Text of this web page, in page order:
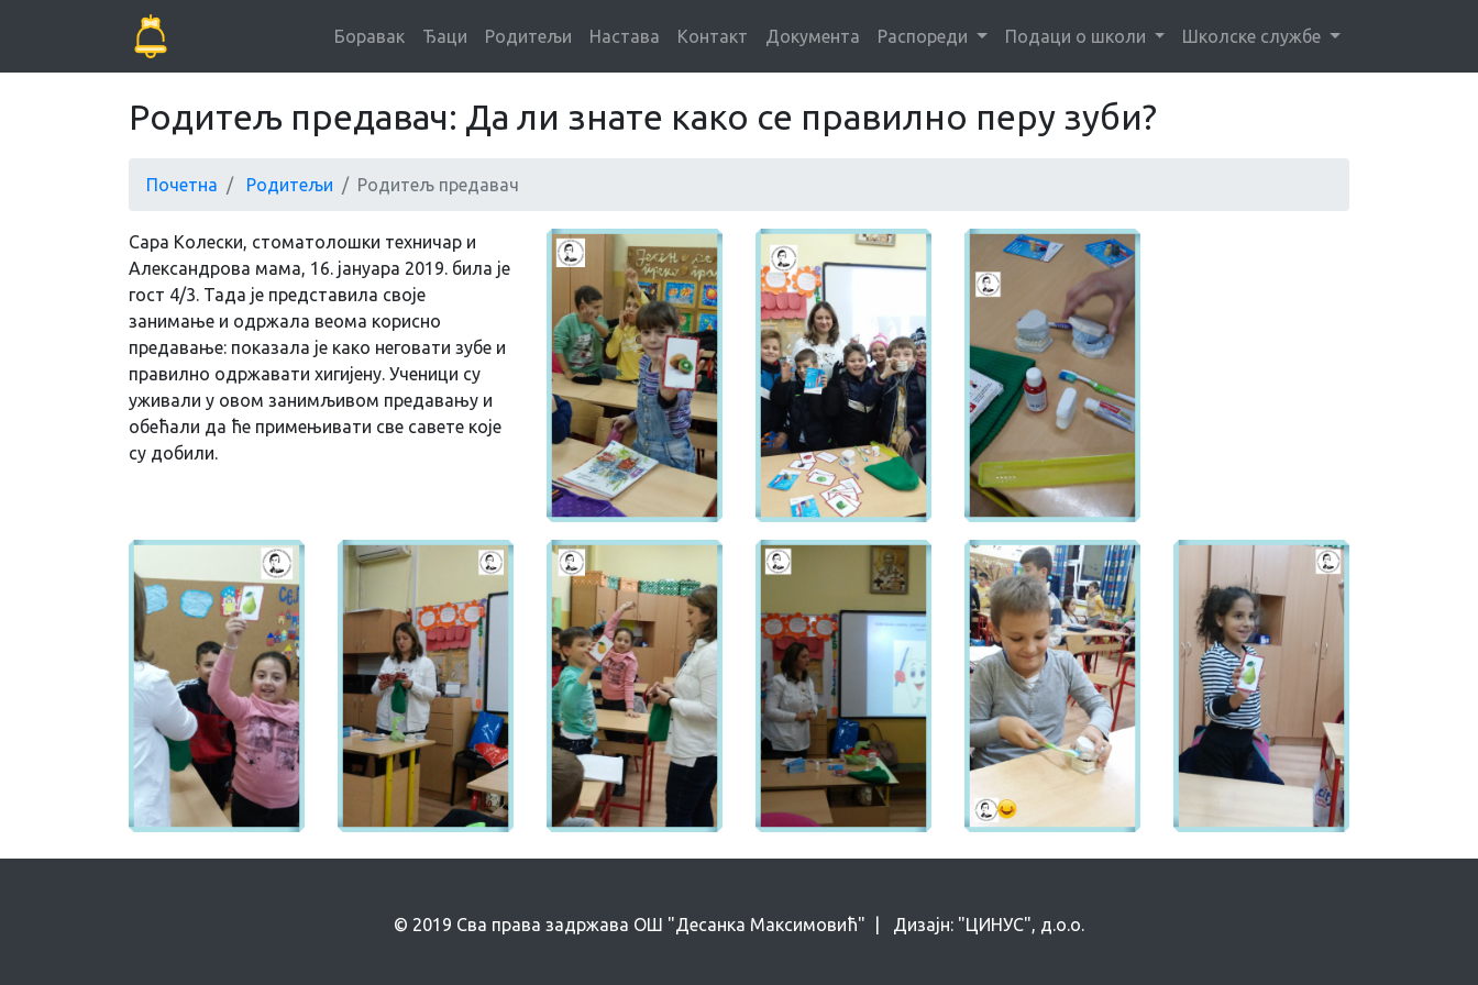
Боравак Ђаци Родитељи Настава Контакт Документа Распореди Подаци о школи Школске службе
Родитељ предавач: Да ли знате како се правилно перу зуби?
Почетна Родитељи Родитељ предавач
Сара Колески, стоматолошки техничар и
Александрова мама, 16. јануара 2019. била је
гост 4/3. Тада је представила своје
занимање и одржала веома корисно
предавање: показала је како неговати зубе и
правилно одржавати хигијену. Ученици су
уживали у овом занимљивом предавању и
обећали да ће примењивати све савете које
су добили.
© 2019 Сва права задржава ОШ "Десанка Максимовић" | Дизајн: "ЦИНУС", д.о.о.